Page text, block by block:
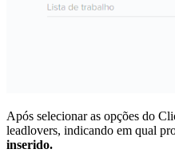
Após selecionar as opções do
leadlovers, indicando em qual
inserido.